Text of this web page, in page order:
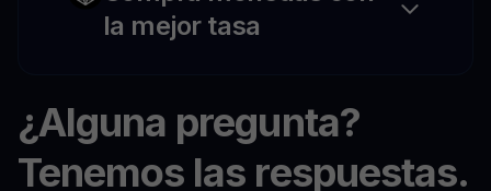
la mejor tasa
¿Alguna pregunta?
Tenemos las respuestas.